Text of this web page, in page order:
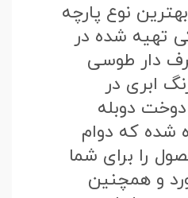
نوع پارچه
تهیه شده در
دار طوسی
ابری در
دوبله
شده که دوام
را برای شما
و همچنین